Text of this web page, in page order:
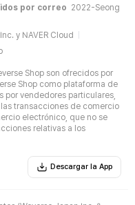
por correo 2022-Seong
y NAVER Cloud
Shop son ofrecidos por
Shop como plataforma de
por vendedores particulares,
transacciones de comercio
electrónico, que no se
relativas a los
Descargar la App